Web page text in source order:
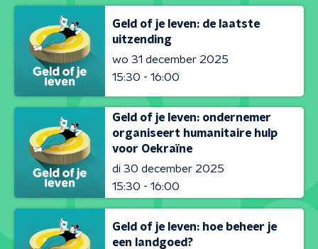
Geld of je leven: de laatste
uitzending
wo 31 december 2025
15:30 - 16:00
Geld of je leven: ondernemer
organiseert humanitaire hulp
voor Oekraïne
di 30 december 2025
15:30 - 16:00
Geld of je leven: hoe beheer je
een landgoed?